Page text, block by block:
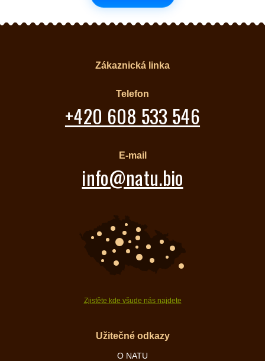
Zákaznická linka
Telefon
+420 608 533 546
E-mail
info@natu.bio
Zjistěte kde všude nás najdete
Užitečné odkazy
O NATU